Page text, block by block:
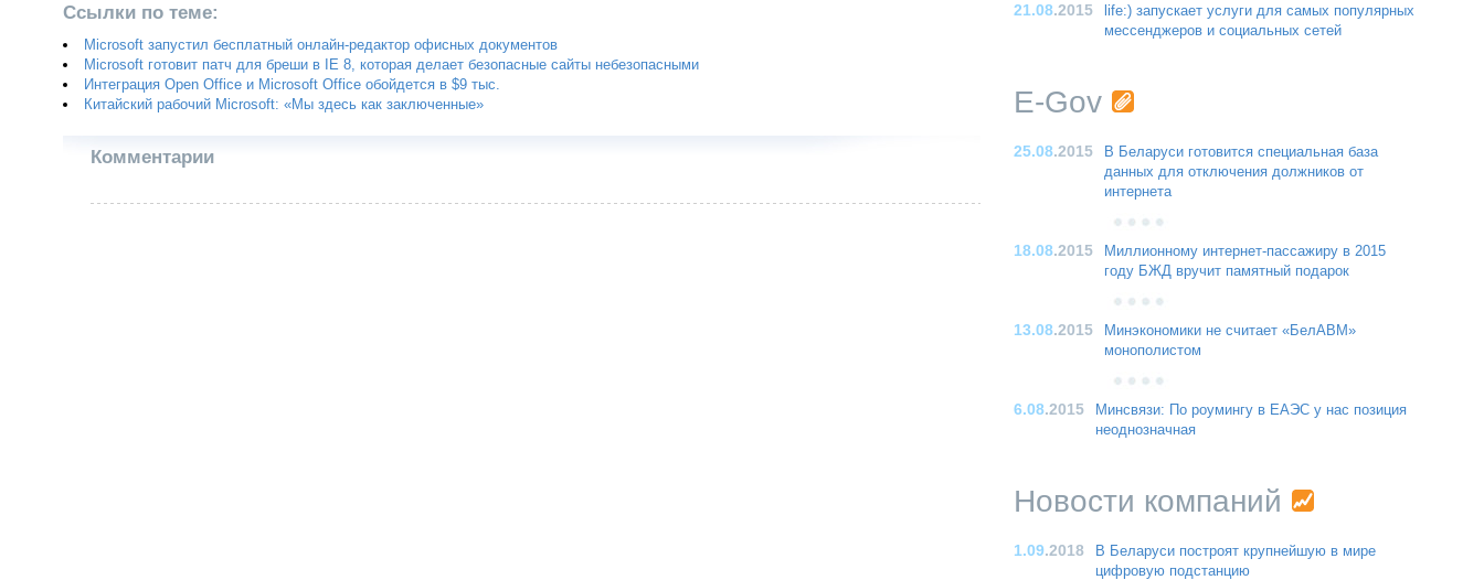
Ссылки по теме:
Microsoft запустил бесплатный онлайн-редактор офисных документов
Microsoft готовит патч для бреши в IE 8, которая делает безопасные сайты небезопасными
Интеграция Open Office и Microsoft Office обойдется в $9 тыс.
Китайский рабочий Microsoft: «Мы здесь как заключенные»
Комментарии
21.08.2015
life:) запускает услуги для самых популярных
мессенджеров и социальных сетей
E-Gov
25.08.2015
В Беларуси готовится специальная база
данных для отключения должников от
интернета
18.08.2015
Миллионному интернет-пассажиру в 2015
году БЖД вручит памятный подарок
13.08.2015
Минэкономики не считает «БелАВМ»
монополистом
6.08.2015
Минсвязи: По роумингу в ЕАЭС у нас позиция
неоднозначная
Новости компаний
1.09.2018
В Беларуси построят крупнейшую в мире
цифровую подстанцию